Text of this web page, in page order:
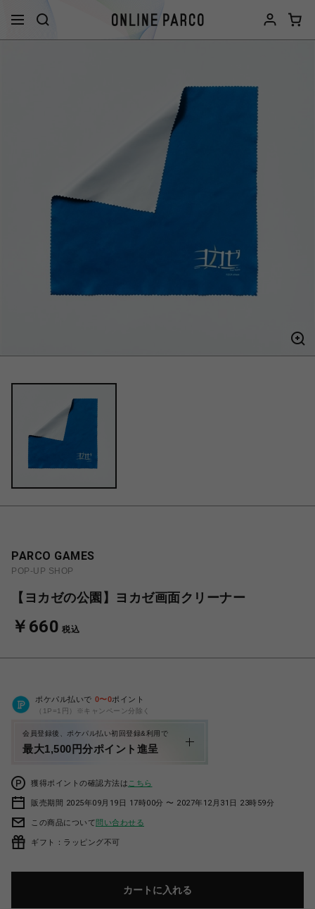
PARCO GAMES
POP-UP SHOP
【ヨカゼの公園】ヨカゼ画面クリーナー
￥660 税込
ポケパル払いで 0〜0ポイント
（1P=1円）※キャンペーン分除く
会員登録後、ポケパル払い初回登録&利用で
最大1,500円分ポイント進呈
獲得ポイントの確認方法は こちら
販売期間 2025年09月19日 17時00分 〜 2027年12月31日 23時59分
この商品について問い合わせる
ギフト：ラッピング不可
カートに入れる